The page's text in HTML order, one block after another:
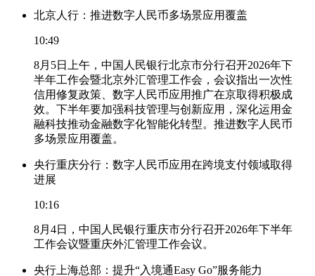
北京人行：推进数字人民币多场景应用覆盖
10:49
8月5日上午，中国人民银行北京市分行召开2026年下
半年工作会暨北京外汇管理工作会，会议指出一次性
信用修复政策、数字人民币应用推广在京取得积极成
效。下半年要加强科技管理与创新应用，深化运用金
融科技推动金融数字化智能化转型。推进数字人民币
多场景应用覆盖。
央行重庆分行：数字人民币应用在跨境支付领域取得
进展
10:16
8月4日，中国人民银行重庆市分行召开2026年下半年
工作会议暨重庆外汇管理工作会议。
央行上海总部：提升“入境通Easy Go”服务能力